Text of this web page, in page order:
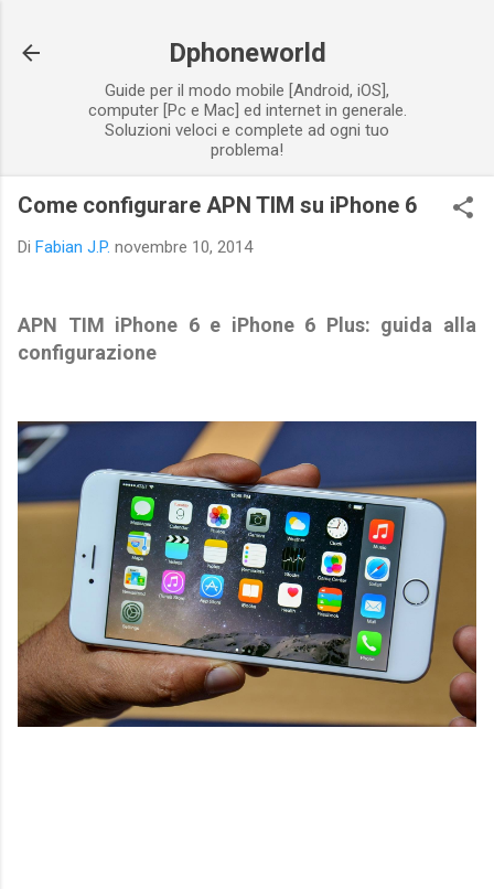
Dphoneworld
Guide per il modo mobile [Android, iOS],
computer [Pc e Mac] ed internet in generale.
Soluzioni veloci e complete ad ogni tuo
problema!
Come configurare APN TIM su iPhone 6
Di Fabian J.P. novembre 10, 2014
APN TIM iPhone 6 e iPhone 6 Plus: guida alla
configurazione